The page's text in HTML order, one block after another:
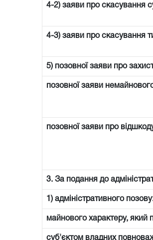
4-2) заяви про скасування
4-3) заяви про скасування
5) позовної заяви про
позовної заяви
позовної заяви про
3. За подання до
1) адміністративного
майнового характеру, який
суб'єктом владних